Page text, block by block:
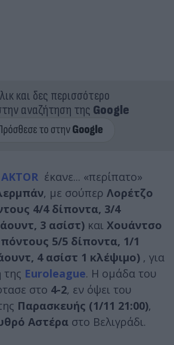
και δες περισσότερο
αναζήτηση της Google
έκανε... «περίπατο»
, με σούπερ Λορέτζο
4/4 δίποντα, 3/4
3 ασίστ) και Χουάντσο
5/5 δίποντα, 1/1
4 ασίστ 1 κλέψιμο) , για
της Euroleague. Η ομάδα του
στο 4-2, εν όψει του
Παρασκευής (1/11 21:00),
Αστέρα στο Βελιγράδι.